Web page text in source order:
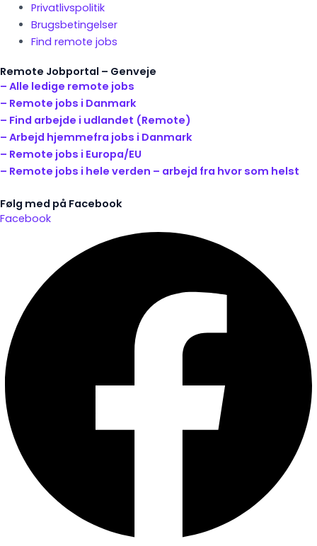
Privatlivspolitik
Brugsbetingelser
Find remote jobs
Remote Jobportal – Genveje
– Alle ledige remote jobs
– Remote jobs i Danmark
– Find arbejde i udlandet (Remote)
– Arbejd hjemmefra jobs i Danmark
– Remote jobs i Europa/EU
– Remote jobs i hele verden – arbejd fra hvor som helst
Følg med på Facebook
Facebook